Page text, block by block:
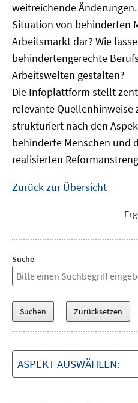
weitreichende
Situation von behinderten
Arbeitsmarkt dar? Wie
behindertengerechte
Arbeitswelten gestalten?
Die Infoplattform stellt
relevante
strukturiert nach den
behinderte Menschen und
realisierten
Zurück zur Übersicht
Suche
ASPEKT AUSWÄHLEN: